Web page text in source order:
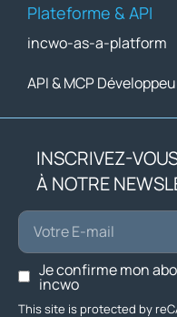
Plateforme & API
incwo-as-a-platform
API & MCP
INSCRIVEZ-
À NOTRE
This site is protected by
Je confirme mon
incwo